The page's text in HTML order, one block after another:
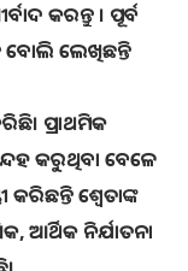
କରନ୍ତୁ । ପୂର୍ବ
ବୋଲି ଲେଖିଛନ୍ତି
ପ୍ରାଥମିକ
କରୁଥିବା ବେଳେ
ଶ୍ୱେତାଙ୍କ
ଆର୍ଥିକ ନିର୍ଯାତନା